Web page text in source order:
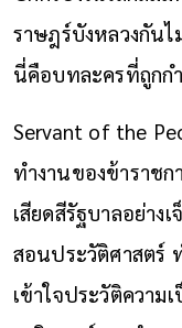
ราษฎร์บังหลวงกันไ
นี่คือบทละครที่ถูกก
Servant of the
ทำงานของข้าราช
เสียดสีรัฐบาลอย่าง
สอนประวัติศาสตร์
เข้าใจประวัติควา